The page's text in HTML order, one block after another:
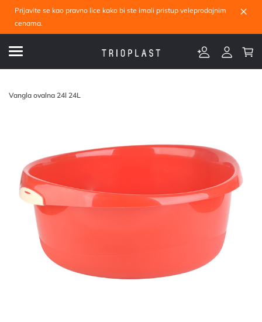
Prijavite se kao pravno lice kako bi ste imali pristup veleprodajnim
cenama.
×
Vangla ovalna 24l 24L